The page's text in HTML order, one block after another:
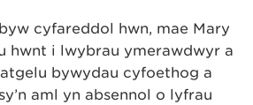
cyfareddol hwn, mae Mary
hwnt i lwybrau ymerawdwyr a
bywydau cyfoethog a
aml yn absennol o lyfrau